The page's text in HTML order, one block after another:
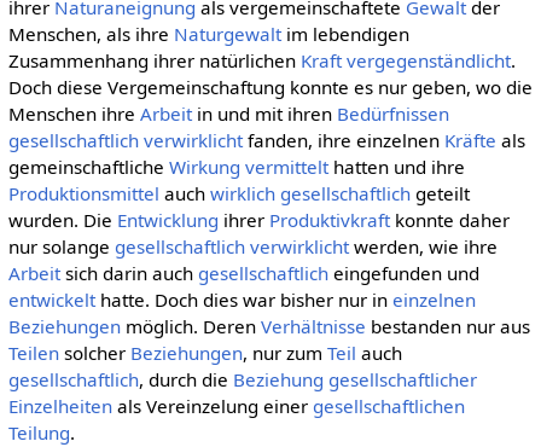
ihrer Naturaneignung als vergemeinschaftete Gewaltder
Menschen, als ihre Naturgewaltim lebendigen
Zusammenhang ihrer natürlichen Kraft vergegenständlicht.
Doch diese Vergemeinschaftung konnte es nur geben, wo die
Menschen ihre Arbeitin und mit ihren Bedürfnissen
gesellschaftlich verwirklichtfanden, ihre einzelnen Kräfte als
gemeinschaftliche Wirkung vermittelthatten und ihre
Produktionsmittel auch wirklich gesellschaftlichgeteilt
wurden. Die Entwicklung ihrer Produktivkraftkonnte daher
nur solange gesellschaftlich verwirklichtwerden, wie ihre
Arbeitsich darin auch gesellschaftlicheingefunden und
entwickelthatte. Doch dies war bisher nur in einzelnen
Beziehungenmöglich. Deren Verhältnisse bestanden nur aus
Teilensolcher Beziehungen, nur zum Teil auch
gesellschaftlich, durch die Beziehung gesellschaftlicher
Einzelheitenals Vereinzelung einer gesellschaftlichen
Teilung.